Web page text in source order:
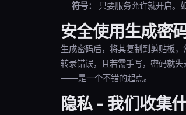
符号：
只要服务允许就开启。
安全使用生成密
生成密码后，将其复制到剪贴板
转录错误，且若需手写，密码就
——是一个不错的起点。
隐私 - 我们收集